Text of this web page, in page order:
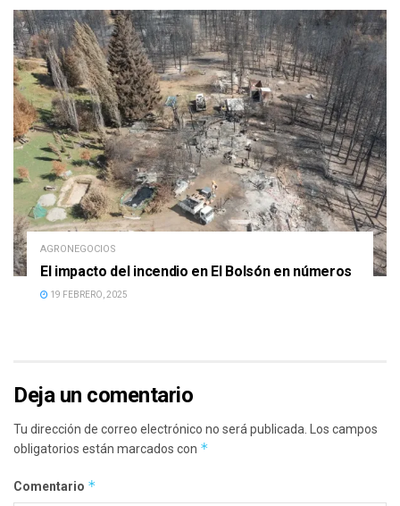
AGRONEGOCIOS
El impacto del incendio en El Bolsón en números
19 FEBRERO, 2025
Deja un comentario
Tu dirección de correo electrónico no será publicada. Los campos
obligatorios están marcados con *
Comentario *